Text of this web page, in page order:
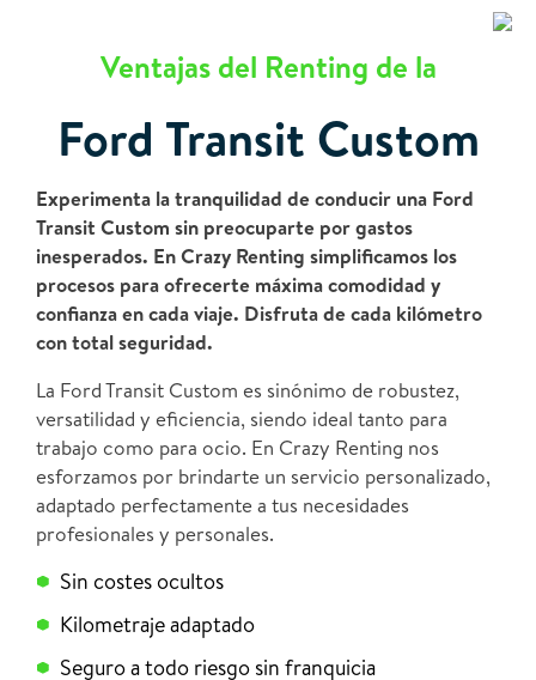
Ventajas del Renting de la
Ford Transit Custom
Experimenta la tranquilidad de conducir una Ford
Transit Custom sin preocuparte por gastos
inesperados. En Crazy Renting simplificamos los
procesos para ofrecerte máxima comodidad y
confianza en cada viaje. Disfruta de cada kilómetro
con total seguridad.
La Ford Transit Custom es sinónimo de robustez,
versatilidad y eficiencia, siendo ideal tanto para
trabajo como para ocio. En Crazy Renting nos
esforzamos por brindarte un servicio personalizado,
adaptado perfectamente a tus necesidades
profesionales y personales.
Sin costes ocultos
Kilometraje adaptado
Seguro a todo riesgo sin franquicia